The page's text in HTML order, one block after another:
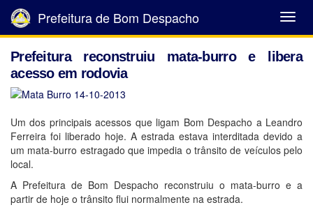
Abrir
Menu
Prefeitura de Bom Despacho
Prefeitura reconstruiu mata-burro e libera
acesso em rodovia
Um dos principais acessos que ligam Bom Despacho a Leandro
Ferreira foi liberado hoje. A estrada estava interditada devido a
um mata-burro estragado que impedia o trânsito de veículos pelo
local.
A Prefeitura de Bom Despacho reconstruiu o mata-burro e a
partir de hoje o trânsito flui normalmente na estrada.